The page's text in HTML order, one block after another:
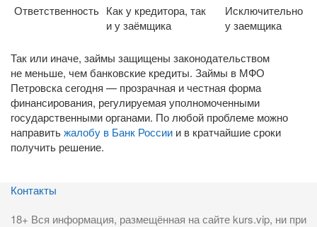
Ответственность Как у кредитора, так
и у заёмщика
Исключительно
у заемщика
Так или иначе, займы защищены законодательством
не меньше, чем банковские кредиты. Займы в МФО
Петровска сегодня — прозрачная и честная форма
финансирования, регулируемая уполномоченными
государственными органами. По любой проблеме можно
направитьжалобу в Банк России и в кратчайшие сроки
получить решение.
Контакты
18+ Вся информация, размещённая на сайте kurs.vip, ни при